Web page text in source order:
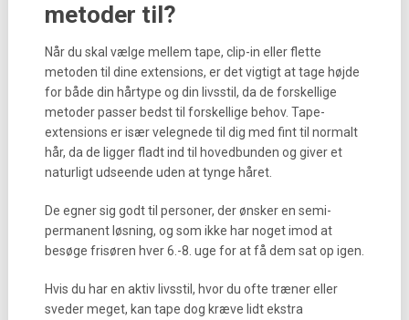
metoder til?
Når du skal vælge mellem tape, clip-in eller flette
metoden til dine extensions, er det vigtigt at tage højde
for både din hårtype og din livsstil, da de forskellige
metoder passer bedst til forskellige behov. Tape-
extensions er især velegnede til dig med fint til normalt
hår, da de ligger fladt ind til hovedbunden og giver et
naturligt udseende uden at tynge håret.
De egner sig godt til personer, der ønsker en semi-
permanent løsning, og som ikke har noget imod at
besøge frisøren hver 6.-8. uge for at få dem sat op igen.
Hvis du har en aktiv livsstil, hvor du ofte træner eller
sveder meget, kan tape dog kræve lidt ekstra